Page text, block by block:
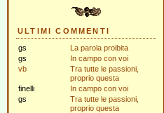
ULTIMI COMMENTI
gs
La parola proibita
gs
In campo con voi
vb
Tra tutte le passioni,
proprio questa
finelli
In campo con voi
gs
Tra tutte le passioni,
proprio questa